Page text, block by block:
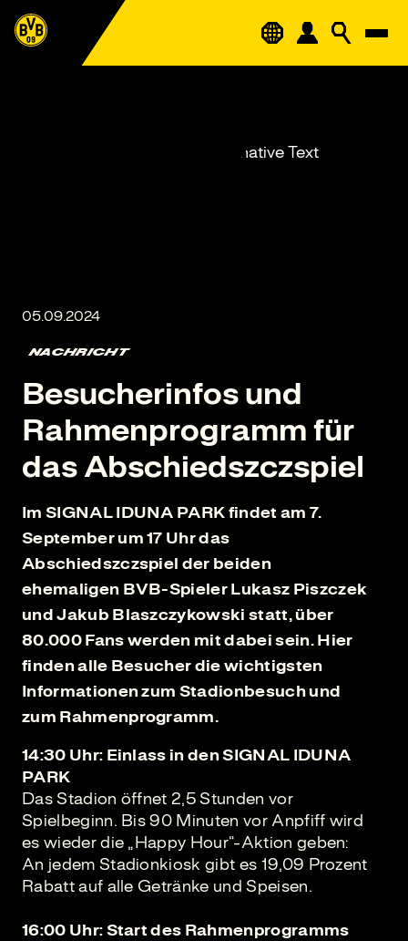
NACHRICHT
Besucherinfos und
Rahmenprogramm für
das Abschiedszczspiel
Im SIGNAL IDUNA PARK findet am 7.
September um 17 Uhr das
Abschiedszczspiel der beiden
ehemaligen BVB-Spieler Lukasz Piszczek
und Jakub Blaszczykowski statt, über
80.000 Fans werden mit dabei sein. Hier
finden alle Besucher die wichtigsten
Informationen zum Stadionbesuch und
zum Rahmenprogramm.
14:30 Uhr: Einlass in den SIGNAL IDUNA
PARK
Das Stadion öffnet 2,5 Stunden vor
Spielbeginn. Bis 90 Minuten vor Anpfiff wird
es wieder die „Happy Hour“-Aktion geben:
An jedem Stadionkiosk gibt es 19,09 Prozent
Rabatt auf alle Getränke und Speisen.
16:00 Uhr: Start des Rahmenprogramms